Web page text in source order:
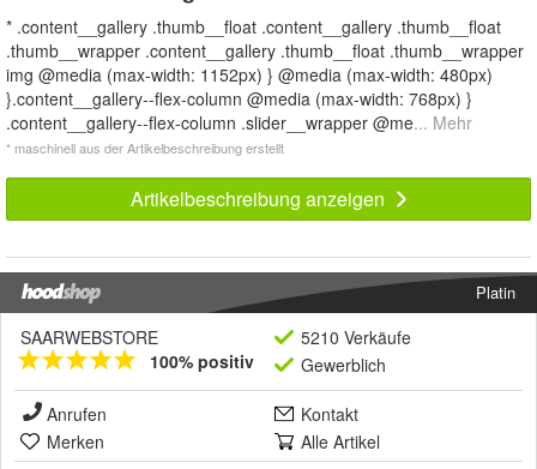
* .content__gallery .thumb__float .content__gallery .thumb__float
.thumb__wrapper .content__gallery .thumb__float .thumb__wrapper
img @media (max-width: 1152px) } @media (max-width: 480px)
}.content__gallery--flex-column @media (max-width: 768px) }
.content__gallery--flex-column .slider__wrapper @me... Mehr
* maschinell aus der Artikelbeschreibung erstellt
Artikelbeschreibung anzeigen
Platin
SAARWEBSTORE
100% positiv
5210 Verkäufe
Gewerblich
Anrufen
Kontakt
Merken
Alle Artikel